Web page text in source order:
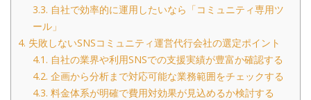
3.3. 自社で効率的に運用したいなら「コミュニティ専用ツ
ール」
4. 失敗しないSNSコミュニティ運営代行会社の選定ポイント
4.1. 自社の業界や利用SNSでの支援実績が豊富か確認する
4.2. 企画から分析まで対応可能な業務範囲をチェックする
4.3. 料金体系が明確で費用対効果が見込めるか検討する